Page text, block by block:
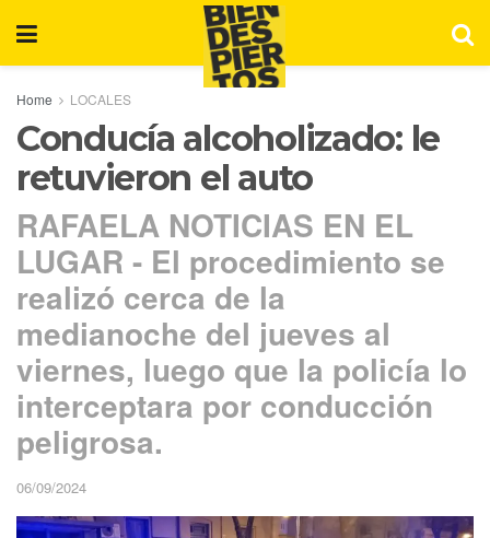
Home LOCALES
Conducía alcoholizado: le
retuvieron el auto
RAFAELA NOTICIAS EN EL
LUGAR - El procedimiento se
realizó cerca de la
medianoche del jueves al
viernes, luego que la policía lo
interceptara por conducción
peligrosa.
06/09/2024